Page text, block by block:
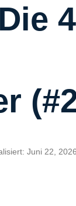
Juni 22, 2026